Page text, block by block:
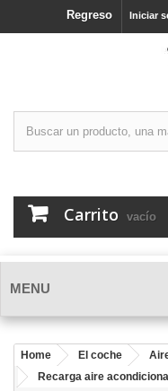
Iniciar
Regreso
Carrito vacío
MENU
Home El coche
Recarga aire